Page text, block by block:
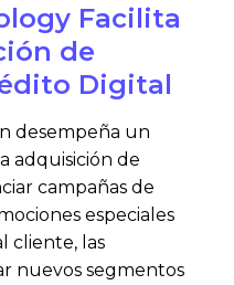
Facilita
de
Digital
desempeña un
adquisición de
campañas de
especiales
cliente, las
nuevos segmentos